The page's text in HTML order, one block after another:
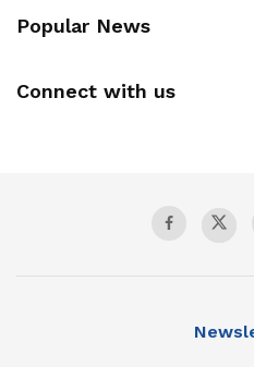
Popular News
Connect with us